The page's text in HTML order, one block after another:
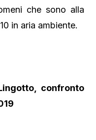
che sono alla
in aria ambiente.
confronto